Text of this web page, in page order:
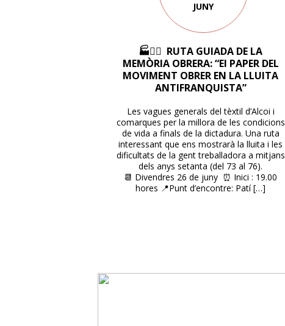
JUNY
🏭✊🏼 RUTA GUIADA DE LA
MEMÒRIA OBRERA: “El PAPER DEL
MOVIMENT OBRER EN LA LLUITA
ANTIFRANQUISTA”
Les vagues generals del tèxtil d’Alcoi i
comarques per la millora de les condicions
de vida a finals de la dictadura. Una ruta
interessant que ens mostrarà la lluita i les
dificultats de la gent treballadora a mitjans
dels anys setanta (del 73 al 76).
📆 Divendres 26 de juny ⏰ Inici : 19.00
hores 📍Punt d’encontre: Patí […]